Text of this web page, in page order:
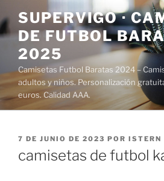
al
contenido
SUPERVIGO ·
DE FUTBOL
2025
Camisetas Futbol Baratas 2024 –
adultos y niños. Personalización
euros. Calidad AAA.
PUBLICADO
7 DE JUNIO DE 2023 POR ISTERN
camisetas de futbol